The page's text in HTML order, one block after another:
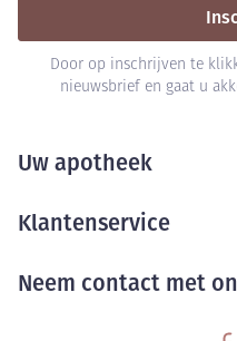
Door op inschrijven te
nieuwsbrief en gaat u
Uw apotheek
Klantenservice
Neem contact met